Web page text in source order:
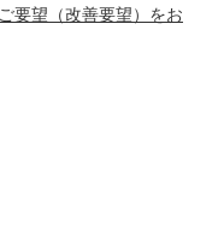
要望（改善要望）をお